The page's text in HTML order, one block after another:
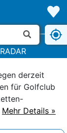
RADAR
derzeit
für Golfclub
Mehr Details »